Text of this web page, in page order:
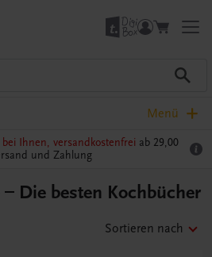
Menü
Ihnen, versandkostenfrei ab 29,00
und Zahlung
Die besten Kochbücher
Sortieren nach